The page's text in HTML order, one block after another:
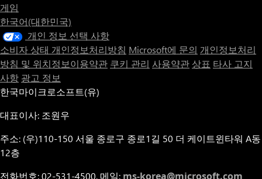
게임
한국어(대한민국)
개인 정보 선택 사항
소비자 상태 개인정보처리방침 Microsoft에 문의 개인정보처리
방침 및 위치정보이용약관 쿠키 관리 사용약관 상표 타사 고지
사항 광고 정보
한국마이크로소프트(유)
대표이사: 조원우
주소: (우)110-150 서울 종로구 종로1길 50 더 케이트윈타워 A동
12층
전화번호: 02-531-4500, 메일: ms-korea@microsoft.com